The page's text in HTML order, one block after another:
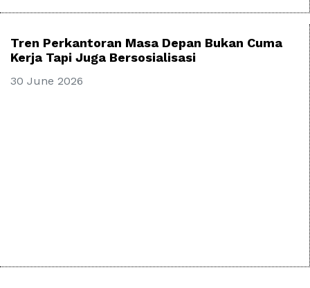
Tren Perkantoran Masa Depan Bukan Cuma
Kerja Tapi Juga Bersosialisasi
30 June 2026